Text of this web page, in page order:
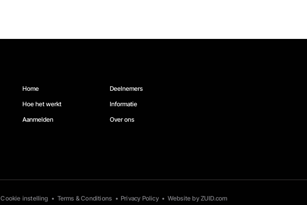
Home
Hoe het werkt
Aanmelden
Deelnemers
Informatie
Over ons
Cookie instelling • Terms & Conditions •Privacy Policy• Website by ZUID.com